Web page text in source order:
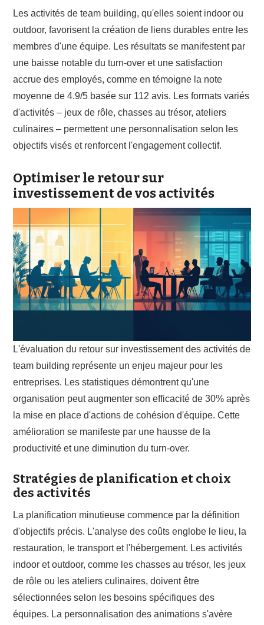
Les activités de team building, qu'elles soient indoor ou
outdoor, favorisent la création de liens durables entre les
membres d'une équipe. Les résultats se manifestent par
une baisse notable du turn-over et une satisfaction
accrue des employés, comme en témoigne la note
moyenne de 4.9/5 basée sur 112 avis. Les formats variés
d'activités – jeux de rôle, chasses au trésor, ateliers
culinaires – permettent une personnalisation selon les
objectifs visés et renforcent l'engagement collectif.
Optimiser le retour sur
investissement de vos activités
L'évaluation du retour sur investissement des activités de
team building représente un enjeu majeur pour les
entreprises. Les statistiques démontrent qu'une
organisation peut augmenter son efficacité de 30% après
la mise en place d'actions de cohésion d'équipe. Cette
amélioration se manifeste par une hausse de la
productivité et une diminution du turn-over.
Stratégies de planification et choix
des activités
La planification minutieuse commence par la définition
d'objectifs précis. L'analyse des coûts englobe le lieu, la
restauration, le transport et l'hébergement. Les activités
indoor et outdoor, comme les chasses au trésor, les jeux
de rôle ou les ateliers culinaires, doivent être
sélectionnées selon les besoins spécifiques des
équipes. La personnalisation des animations s'avère